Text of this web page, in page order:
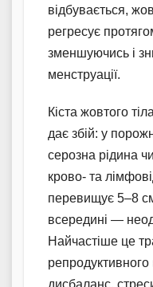
відбувається,
регресує
зменшуючись і
менструації.
Кіста жовтого
дає збій: у
серозна рідина
крово- та
перевищує 5–8
всередині —
Найчастіше це
репродуктивного
дисбаланс,